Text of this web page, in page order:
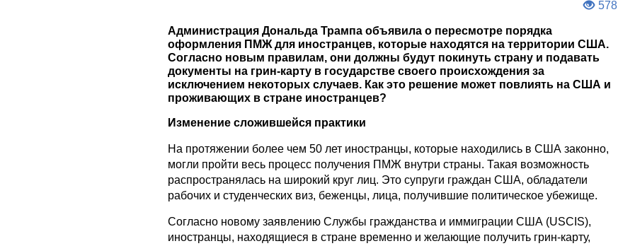
578
Администрация Дональда Трампа объявила о пересмотре порядка
оформления ПМЖ для иностранцев, которые находятся на территории США.
Согласно новым правилам, они должны будут покинуть страну и подавать
документы на грин-карту в государстве своего происхождения за
исключением некоторых случаев. Как это решение может повлиять на США и
проживающих в стране иностранцев?
Изменение сложившейся практики
На протяжении более чем 50 лет иностранцы, которые находились в США законно,
могли пройти весь процесс получения ПМЖ внутри страны. Такая возможность
распространялась на широкий круг лиц. Это супруги граждан США, обладатели
рабочих и студенческих виз, беженцы, лица, получившие политическое убежище.
Согласно новому заявлению Службы гражданства и иммиграции США (USCIS),
иностранцы, находящиеся в стране временно и желающие получить грин-карту,